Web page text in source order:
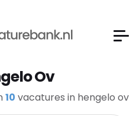
Ov
10 vacatures in hengelo ov